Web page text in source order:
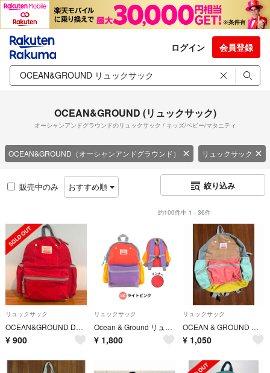
ログイン 会員登録
OCEAN&GROUND (リュックサック)
オーシャンアンドグラウンドのリュックサック / キッズ/ベビー/マタニティ
OCEAN&GROUND（オーシャンアンドグラウンド） リュックサック
販売中のみ おすすめ順 絞り込み
約100件中 1 - 36件
リュックサック
OCEAN&GROUND DAYPACK M レッド
¥ 900
リュックサック
Ocean & Ground リュックMサイズ 10.5L キッズ ライトピンク
¥ 1,800
リュックサック
OCEAN & GROUND キッズリュック Mサイズ マルチカラー
¥ 1,050